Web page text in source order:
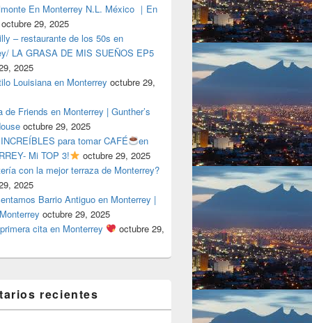
En Monterrey N.L. México ｜En
octubre 29, 2025
– restaurante de los 50s en
LA GRASA DE MIS SUEÑOS EP5
2025
Louisiana en Monterrey octubre 29,
de Friends en Monterrey | Gunther’s
octubre 29, 2025
para tomar CAFÉ
en
Mi TOP 3!
octubre 29, 2025
con la mejor terraza de Monterrey?
2025
Barrio Antiguo en Monterrey |
octubre 29, 2025
cita en Monterrey
octubre 29,
recientes